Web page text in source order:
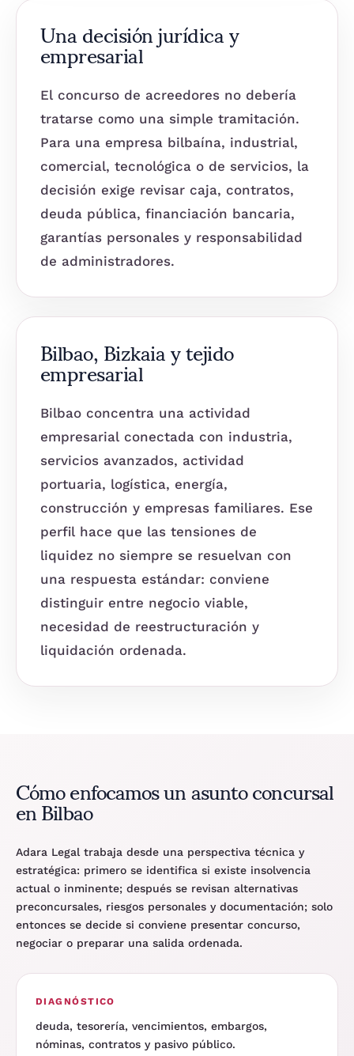
Una decisión jurídica y
empresarial
El concurso de acreedores no debería
tratarse como una simple tramitación.
Para una empresa bilbaína, industrial,
comercial, tecnológica o de servicios, la
decisión exige revisar caja, contratos,
deuda pública, financiación bancaria,
garantías personales y responsabilidad
de administradores.
Bilbao, Bizkaia y tejido
empresarial
Bilbao concentra una actividad
empresarial conectada con industria,
servicios avanzados, actividad
portuaria, logística, energía,
construcción y empresas familiares. Ese
perfil hace que las tensiones de
liquidez no siempre se resuelvan con
una respuesta estándar: conviene
distinguir entre negocio viable,
necesidad de reestructuración y
liquidación ordenada.
Cómo enfocamos un asunto concursal
en Bilbao
Adara Legal trabaja desde una perspectiva técnica y
estratégica: primero se identifica si existe insolvencia
actual o inminente; después se revisan alternativas
preconcursales, riesgos personales y documentación; solo
entonces se decide si conviene presentar concurso,
negociar o preparar una salida ordenada.
DIAGNÓSTICO
deuda, tesorería, vencimientos, embargos,
nóminas, contratos y pasivo público.